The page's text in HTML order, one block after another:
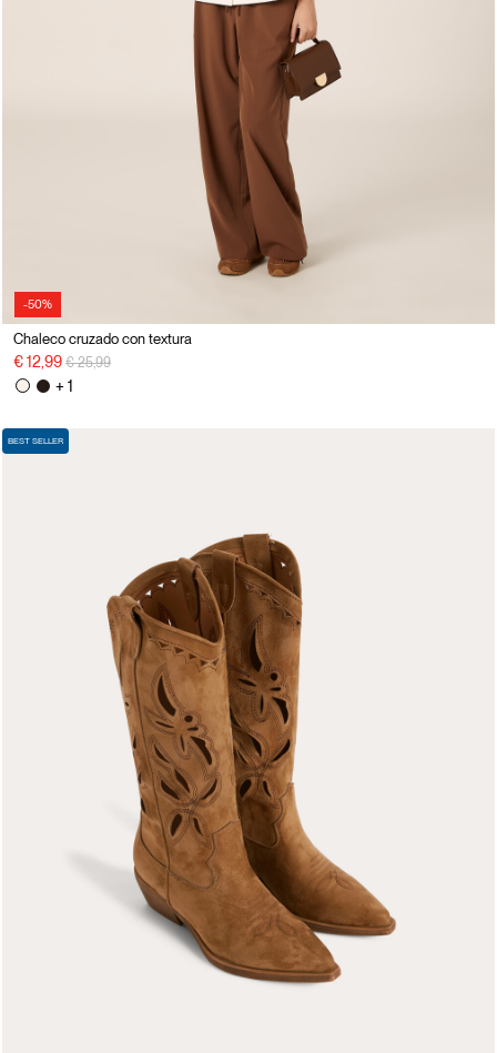
-50%
Chaleco cruzado con textura
€ 12,99 precio rebajado desde
€ 25,99a
+ 1
BEST SELLER